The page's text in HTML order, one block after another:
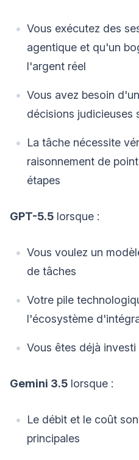
Vous exécutez des
agentique et qu'un
l'argent réel
Vous avez besoin
décisions judicieuses
La tâche nécessite
raisonnement de
étapes
GPT-5.5 lorsque :
Vous voulez un
de tâches
Votre pile
l'écosystème
Vous êtes déjà
Gemini 3.5 lorsque :
Le débit et le coût
principales